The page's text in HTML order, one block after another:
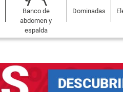
Banco de
abdomen y
espalda
Dominadas